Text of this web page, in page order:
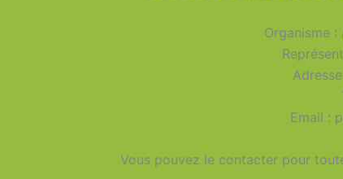
Organisme :
Email :
Vous pouvez le contacter pour